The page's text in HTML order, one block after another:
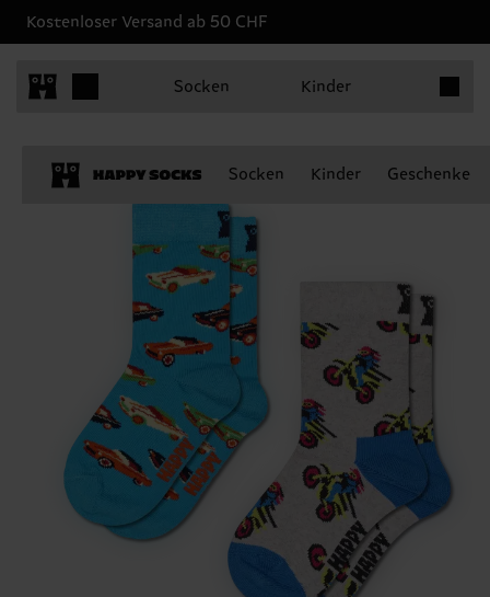
Kostenloser Versand ab 50 CHF
Socken Kinder
Socken Kinder Geschenke